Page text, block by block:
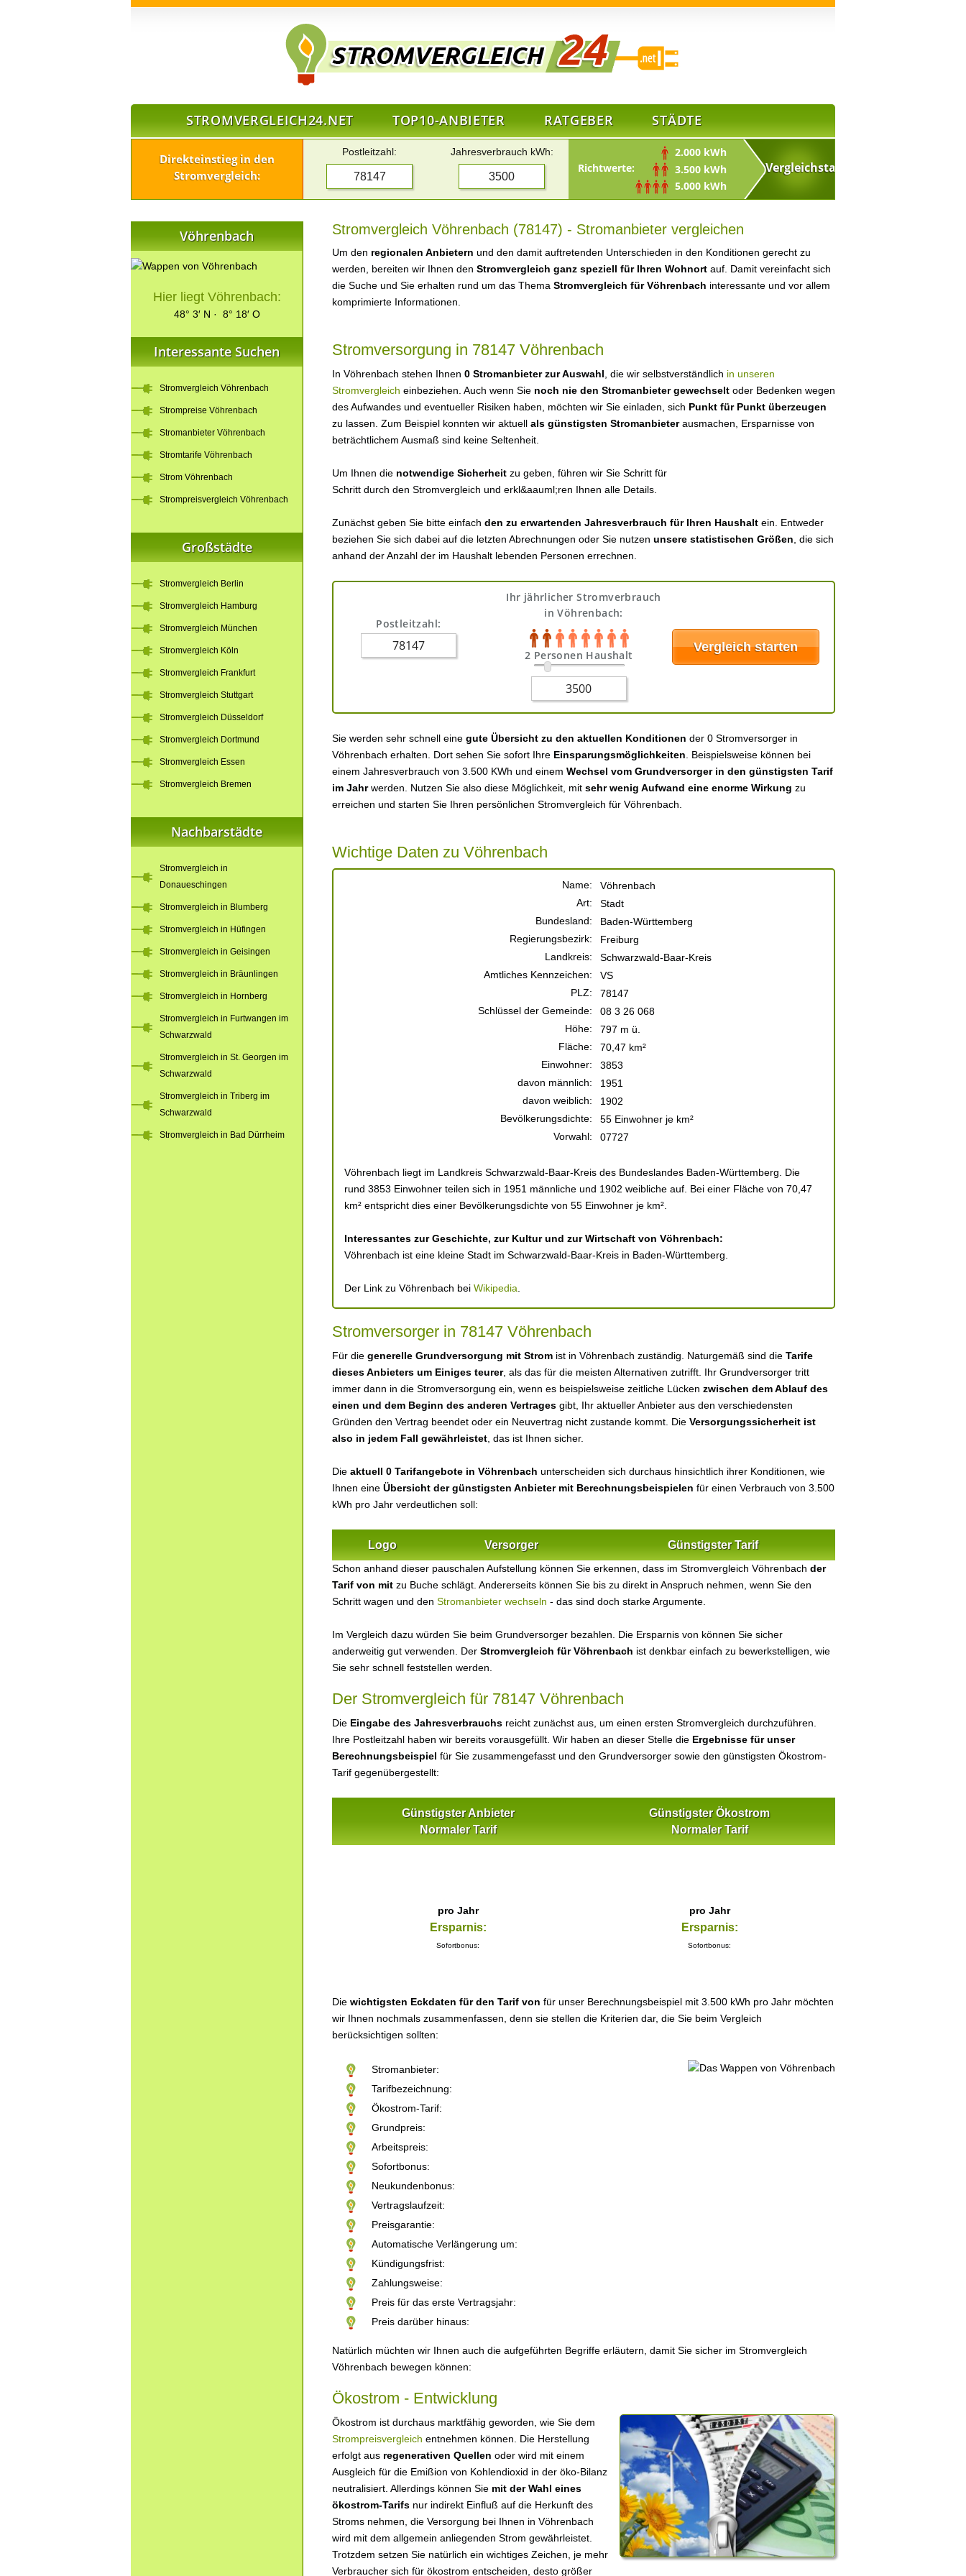
STROMVERGLEICH24.NET TOP10-ANBIETER RATGEBER STÄDTE
Direkteinstieg in den
Stromvergleich:
Postleitzahl: Jahresverbrauch kWh:
Richtwerte:
2.000 kWh
3.500 kWh
5.000 kWh
Stromvergleich Vöhrenbach (78147) - Stromanbieter vergleichen
Um den regionalen Anbietern und den damit auftretenden Unterschieden in den Konditionen gerecht zu
werden, bereiten wir Ihnen den Stromvergleich ganz speziell für Ihren Wohnort auf. Damit vereinfacht sich
die Suche und Sie erhalten rund um das Thema Stromvergleich für Vöhrenbach interessante und vor allem
komprimierte Informationen.
Stromversorgung in 78147 Vöhrenbach
In Vöhrenbach stehen Ihnen 0 Stromanbieter zur Auswahl , die wir selbstverständlich in unseren
Stromvergleich einbeziehen. Auch wenn Sie noch nie den Stromanbieter gewechselt oder Bedenken wegen
des Aufwandes und eventueller Risiken haben, möchten wir Sie einladen, sich Punkt für Punkt überzeugen
zu lassen. Zum Beispiel konnten wir aktuell als günstigsten Stromanbieterausmachen, Ersparnisse von
beträchtlichem Ausmaß sind keine Seltenheit.
Um Ihnen die notwendige Sicherheit zu geben, führen wir Sie Schritt für
Schritt durch den Stromvergleich und erkl&aauml;ren Ihnen alle Details.
Zunächst geben Sie bitte einfach den zu erwartenden Jahresverbrauch für Ihren Haushalt ein. Entweder
beziehen Sie sich dabei auf die letzten Abrechnungen oder Sie nutzen unsere statistischen Größen , die sich
anhand der Anzahl der im Haushalt lebenden Personen errechnen.
Postleitzahl:
Ihr jährlicher Stromverbrauch
in Vöhrenbach:
2 Personen Haushalt
Sie werden sehr schnell eine gute Übersicht zu den aktuellen Konditionen der 0 Stromversorger in
Vöhrenbach erhalten. Dort sehen Sie sofort Ihre Einsparungsmöglichkeiten . Beispielsweise können bei
einem Jahresverbrauch von 3.500 KWh und einem Wechsel vom Grundversorger in den günstigsten Tarif
im Jahrwerden. Nutzen Sie also diese Möglichkeit, mit sehr wenig Aufwand eine enorme Wirkung zu
erreichen und starten Sie Ihren persönlichen Stromvergleich für Vöhrenbach.
Wichtige Daten zu Vöhrenbach
Name:
Vöhrenbach
Art:
Stadt
Bundesland:
Baden-Württemberg
Regierungsbezirk:
Freiburg
Landkreis:
Schwarzwald-Baar-Kreis
Amtliches Kennzeichen:
VS
PLZ:
78147
Schlüssel der Gemeinde:
08 3 26 068
Höhe:
797 m ü.
Fläche:
70,47 km²
Einwohner:
3853
davon männlich:
1951
davon weiblich:
1902
Bevölkerungsdichte:
55 Einwohner je km²
Vorwahl:
07727
Vöhrenbach liegt im Landkreis Schwarzwald-Baar-Kreis des Bundeslandes Baden-Württemberg. Die
rund 3853 Einwohner teilen sich in 1951 männliche und 1902 weibliche auf. Bei einer Fläche von 70,47
km² entspricht dies einer Bevölkerungsdichte von 55 Einwohner je km².
Interessantes zur Geschichte, zur Kultur und zur Wirtschaft von Vöhrenbach:
Vöhrenbach ist eine kleine Stadt im Schwarzwald-Baar-Kreis in Baden-Württemberg.
Der Link zu Vöhrenbach bei Wikipedia
Stromversorger in 78147 Vöhrenbach
Für die generelle Grundversorgung mit Strom ist in Vöhrenbach zuständig. Naturgemäß sind die Tarife
dieses Anbieters um Einiges teurer, als das für die meisten Alternativen zutrifft. Ihr Grundversorger tritt
immer dann in die Stromversorgung ein, wenn es beispielsweise zeitliche Lücken zwischen dem Ablauf des
einen und dem Beginn des anderen Vertrages gibt, Ihr aktueller Anbieter aus den verschiedensten
Gründen den Vertrag beendet oder ein Neuvertrag nicht zustande kommt. Die Versorgungssicherheit ist
also in jedem Fall gewährleistet , das ist Ihnen sicher.
Die aktuell 0 Tarifangebote in Vöhrenbach unterscheiden sich durchaus hinsichtlich ihrer Konditionen, wie
Ihnen eine Übersicht der günstigsten Anbieter mit Berechnungsbeispielen für einen Verbrauch von 3.500
kWh pro Jahr verdeutlichen soll:
Logo Versorger Günstigster Tarif
Schon anhand dieser pauschalen Aufstellung können Sie erkennen, dass im Stromvergleich Vöhrenbach der
Tarif von mit zu Buche schlägt. Andererseits können Sie bis zu direkt in Anspruch nehmen, wenn Sie den
Schritt wagen und den Stromanbieter wechseln - das sind doch starke Argumente.
Im Vergleich dazu würden Sie beim Grundversorger bezahlen. Die Ersparnis von können Sie sicher
anderweitig gut verwenden. Der Stromvergleich für Vöhrenbach ist denkbar einfach zu bewerkstelligen, wie
Sie sehr schnell feststellen werden.
Der Stromvergleich für 78147 Vöhrenbach
Die Eingabe des Jahresverbrauchs reicht zunächst aus, um einen ersten Stromvergleich durchzuführen.
Ihre Postleitzahl haben wir bereits vorausgefüllt. Wir haben an dieser Stelle die Ergebnisse für unser
Berechnungsbeispiel für Sie zusammengefasst und den Grundversorger sowie den günstigsten Ökostrom-
Tarif gegenübergestellt:
Günstigster Anbieter
Normaler Tarif
Günstigster Ökostrom
Normaler Tarif
pro Jahr
Ersparnis:
Sofortbonus:
pro Jahr
Ersparnis:
Sofortbonus:
Die wichtigsten Eckdaten für den Tarif von für unser Berechnungsbeispiel mit 3.500 kWh pro Jahr möchten
wir Ihnen nochmals zusammenfassen, denn sie stellen die Kriterien dar, die Sie beim Vergleich
berücksichtigen sollten:
Stromanbieter:
Tarifbezeichnung:
Ökostrom-Tarif:
Grundpreis:
Arbeitspreis:
Sofortbonus:
Neukundenbonus:
Vertragslaufzeit:
Preisgarantie:
Automatische Verlängerung um:
Kündigungsfrist:
Zahlungsweise:
Preis für das erste Vertragsjahr:
Preis darüber hinaus:
Natürlich müchten wir Ihnen auch die aufgeführten Begriffe erläutern, damit Sie sicher im Stromvergleich
Vöhrenbach bewegen können:
Ökostrom - Entwicklung
Ökostrom ist durchaus marktfähig geworden, wie Sie dem
Strompreisvergleich entnehmen können. Die Herstellung
erfolgt aus regenerativen Quellen oder wird mit einem
Ausgleich für die Emißion von Kohlendioxid in der öko-Bilanz
neutralisiert. Allerdings können Sie mit der Wahl eines
ökostrom-Tarifs nur indirekt Einfluß auf die Herkunft des
Stroms nehmen, die Versorgung bei Ihnen in Vöhrenbach
wird mit dem allgemein anliegenden Strom gewährleistet.
Trotzdem setzen Sie natürlich ein wichtiges Zeichen, je mehr
Verbraucher sich für ökostrom entscheiden, desto größer
Vöhrenbach
Hier liegt Vöhrenbach:
48° 3′ N · 8° 18′ O
Interessante Suchen
Stromvergleich Vöhrenbach
Strompreise Vöhrenbach
Stromanbieter Vöhrenbach
Stromtarife Vöhrenbach
Strom Vöhrenbach
Strompreisvergleich Vöhrenbach
Großstädte
Stromvergleich Berlin
Stromvergleich Hamburg
Stromvergleich München
Stromvergleich Köln
Stromvergleich Frankfurt
Stromvergleich Stuttgart
Stromvergleich Düsseldorf
Stromvergleich Dortmund
Stromvergleich Essen
Stromvergleich Bremen
Nachbarstädte
Stromvergleich in
Donaueschingen
Stromvergleich in Blumberg
Stromvergleich in Hüfingen
Stromvergleich in Geisingen
Stromvergleich in Bräunlingen
Stromvergleich in Hornberg
Stromvergleich in Furtwangen im
Schwarzwald
Stromvergleich in St. Georgen im
Schwarzwald
Stromvergleich in Triberg im
Schwarzwald
Stromvergleich in Bad Dürrheim